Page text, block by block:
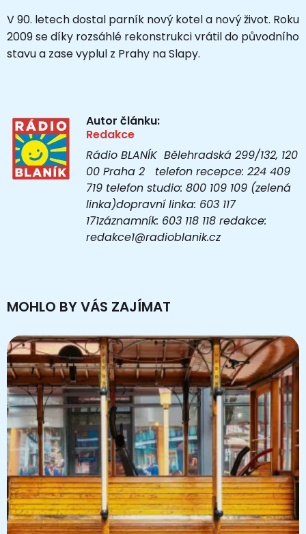
V 90. letech dostal parník nový kotel a nový život. Roku
2009 se díky rozsáhlé rekonstrukci vrátil do původního
stavu a zase vyplul z Prahy na Slapy.
Autor článku:
Redakce
Rádio BLANÍK Bělehradská 299/132, 120
00 Praha 2 telefon recepce: 224 409
719 telefon studio: 800 109 109 (zelená
linka)dopravní linka: 603 117
171záznamník: 603 118 118 redakce:
redakce1@radioblanik.cz
MOHLO BY VÁS ZAJÍMAT